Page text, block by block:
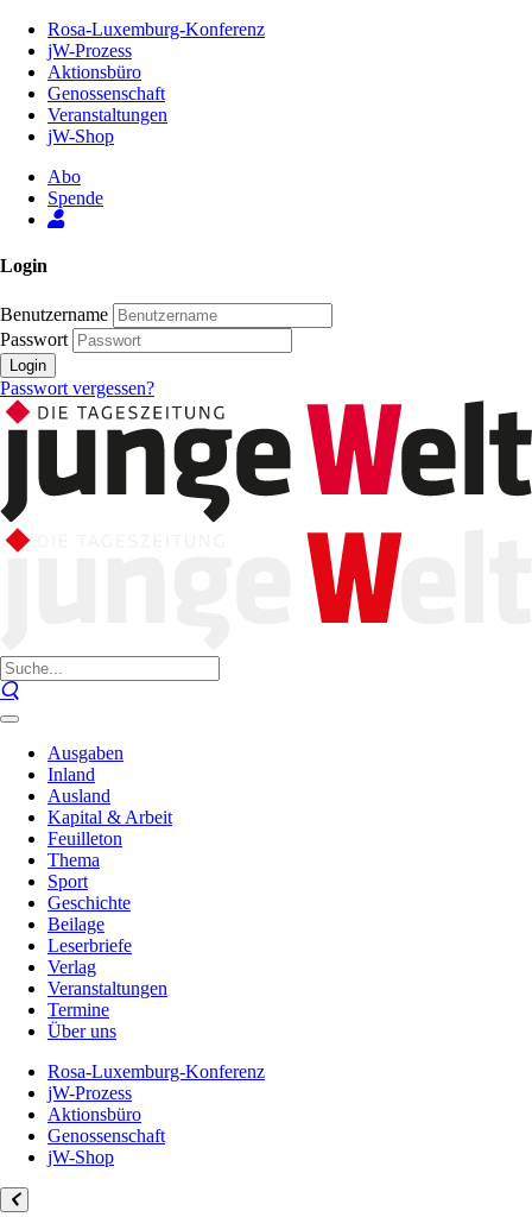
Inhalt
Seite
Rosa-Luxemburg-Konferenz
jW-Prozess
Aktionsbüro
Genossenschaft
Veranstaltungen
jW-Shop
Abo
Spende
Login
Benutzername
Passwort
Login
Passwort vergessen?
Ausgaben
Inland
Ausland
Kapital & Arbeit
Feuilleton
Thema
Sport
Geschichte
Beilage
Leserbriefe
Verlag
Veranstaltungen
Termine
Über uns
Rosa-Luxemburg-Konferenz
jW-Prozess
Aktionsbüro
Genossenschaft
jW-Shop